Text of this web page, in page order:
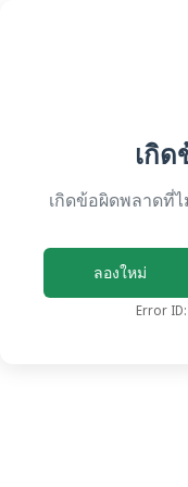
เกิ
เกิดข้อผิดพลาดที่
ลองใหม่
Error ID: